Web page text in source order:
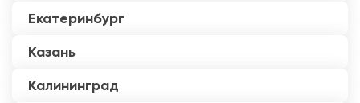
Екатеринбург
Казань
Калининград